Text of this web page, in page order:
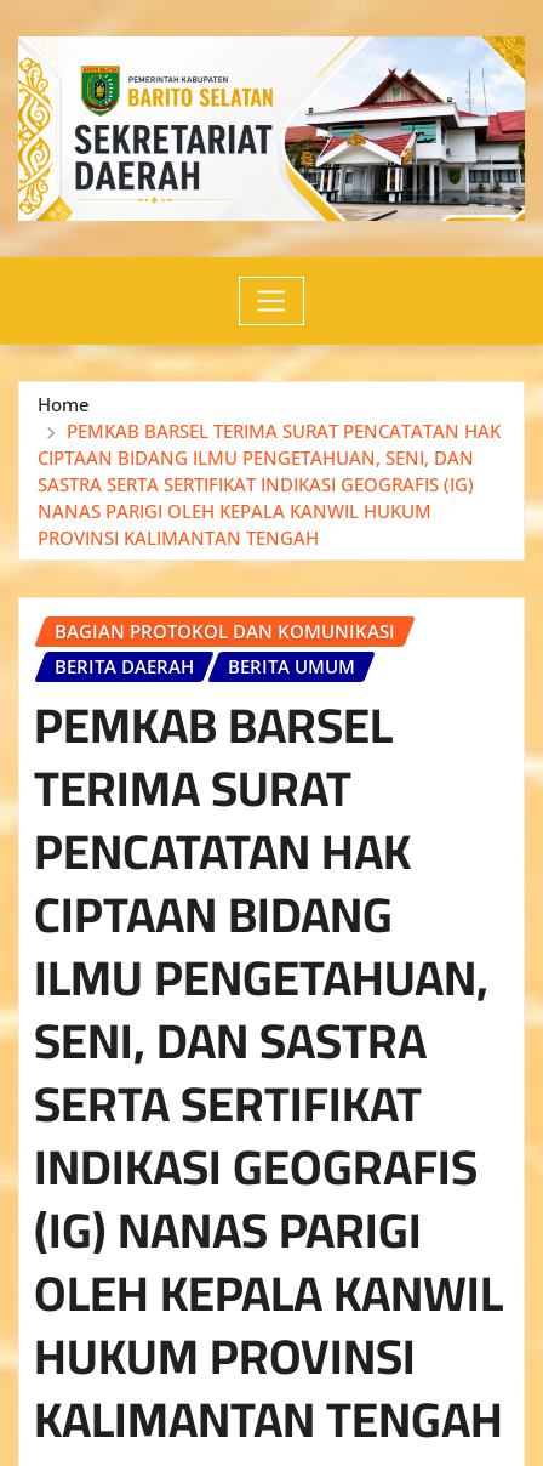
content
Home
PEMKAB BARSEL TERIMA SURAT PENCATATAN HAK
CIPTAAN BIDANG ILMU PENGETAHUAN, SENI, DAN
SASTRA SERTA SERTIFIKAT INDIKASI GEOGRAFIS (IG)
NANAS PARIGI OLEH KEPALA KANWIL HUKUM
PROVINSI KALIMANTAN TENGAH
BAGIAN PROTOKOL DAN KOMUNIKASI
BERITA DAERAH
BERITA UMUM
PEMKAB BARSEL
TERIMA SURAT
PENCATATAN HAK
CIPTAAN BIDANG
ILMU PENGETAHUAN,
SENI, DAN SASTRA
SERTA SERTIFIKAT
INDIKASI GEOGRAFIS
(IG) NANAS PARIGI
OLEH KEPALA KANWIL
HUKUM PROVINSI
KALIMANTAN TENGAH